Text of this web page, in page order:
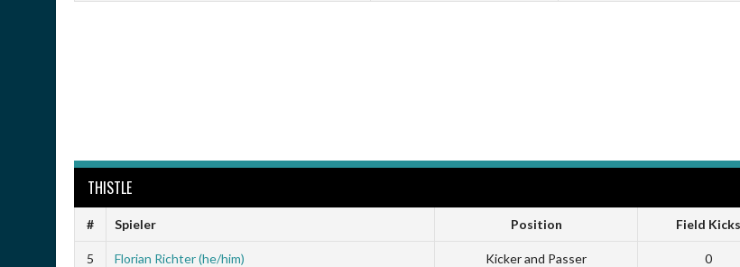
THISTLE
# Spieler Position Field Kicks
5 Florian Richter (he/him) Kicker and Passer 0